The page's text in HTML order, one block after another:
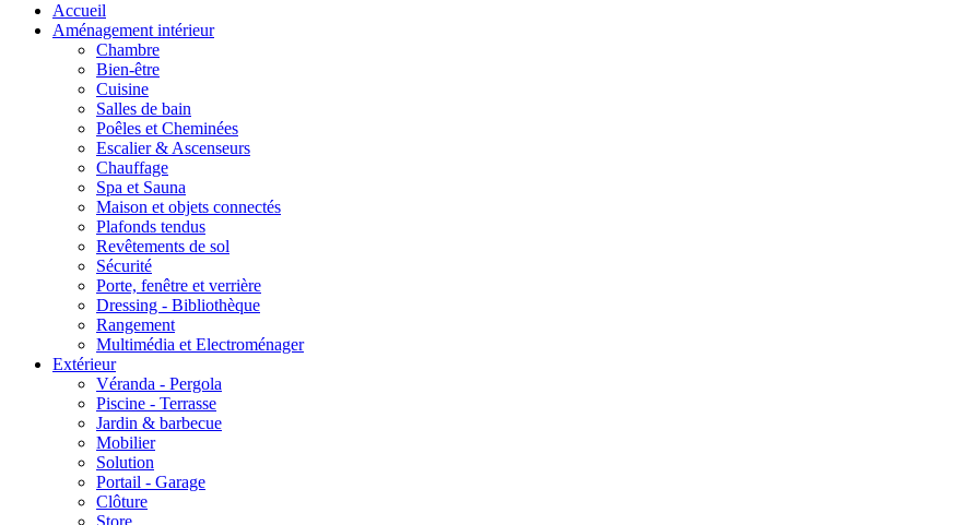
Accueil
Aménagement intérieur
Chambre
Bien-être
Cuisine
Salles de bain
Poêles et Cheminées
Escalier & Ascenseurs
Chauffage
Spa et Sauna
Maison et objets connectés
Plafonds tendus
Revêtements de sol
Sécurité
Porte, fenêtre et verrière
Dressing - Bibliothèque
Rangement
Multimédia et Electroménager
Extérieur
Véranda - Pergola
Piscine - Terrasse
Jardin & barbecue
Mobilier
Solution
Portail - Garage
Clôture